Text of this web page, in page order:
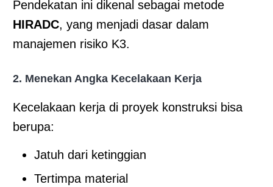
Pendekatan ini dikenal sebagai metode
HIRADC, yang menjadi dasar dalam
manajemen risiko K3.
2. Menekan Angka Kecelakaan Kerja
Kecelakaan kerja di proyek konstruksi bisa
berupa:
Jatuh dari ketinggian
Tertimpa material